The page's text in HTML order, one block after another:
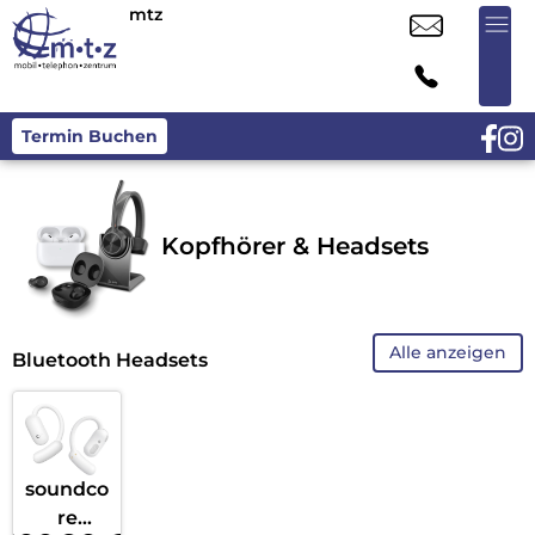
mtz
Termin Buchen
Kopfhörer & Headsets
Bluetooth Headsets Alle anzeigen
soundco
re